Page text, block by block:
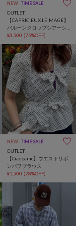
NEW TIME SALE
OUTLET
【CAPRICIEUX LE'MAGE】
バルーンクロップシアーシ
ャツ
¥3,500 (75%OFF)
NEW TIME SALE
OUTLET
【Ciaopanic】ウエストリボ
ンパフブラウス
¥1,500 (78%OFF)